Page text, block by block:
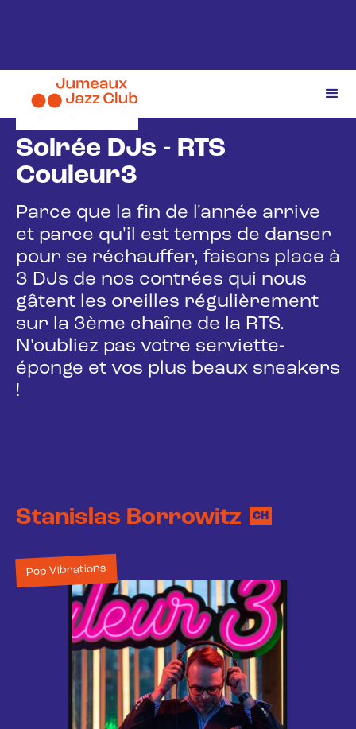
4/12/2025
Soirée DJs - RTS
Couleur3
Parce que la fin de l'année arrive
et parce qu'il est temps de danser
pour se réchauffer, faisons place à
3 DJs de nos contrées qui nous
gâtent les oreilles régulièrement
sur la 3ème chaîne de la RTS.
N'oubliez pas votre serviette-
éponge et vos plus beaux sneakers
!
Stanislas Borrowitz CH
Pop Vibrations